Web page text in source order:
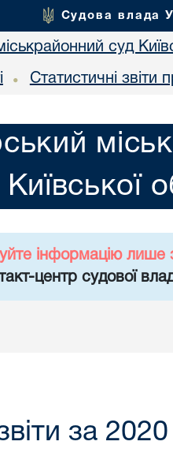
Судова влада
суд
• Статистичні звіти
Київської
інформацію лише
центр судової
за 2020